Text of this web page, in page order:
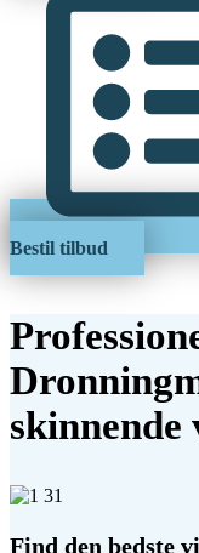
Bestil tilbud
skinnende
Find den bedste